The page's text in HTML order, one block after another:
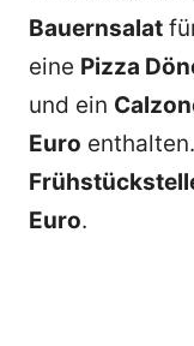
Bauernsalat
eine Pizza
und ein
Euro
Euro.